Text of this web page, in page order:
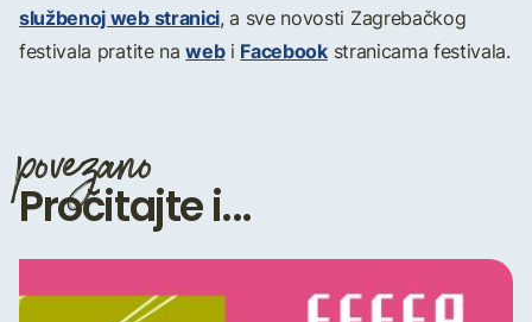
službenoj web stranici, a sve novosti Zagrebačkog
festivala pratite nawebi Facebookstranicama festivala.
povezano
Pročitajte i...